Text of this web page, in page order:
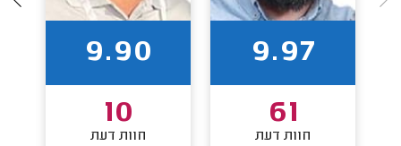
9.97
61
חוות דעת
9.90
10
חוות דעת